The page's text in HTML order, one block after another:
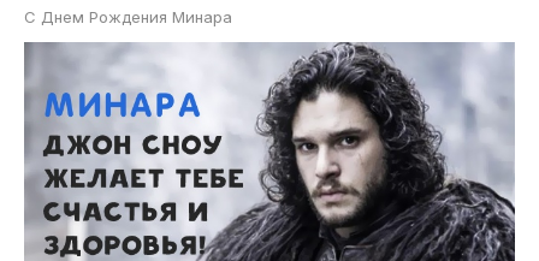
С Днем Рождения Минара